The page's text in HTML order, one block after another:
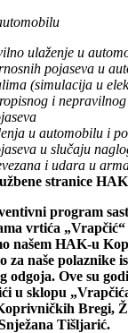
ulaženje u
pojaseva u
(simulacija u
i
u automobilu i
u slučaju
i udara u
stranice
program
vrtića
našem HAK-u
za naše polaznike
odgoja. Ove su
u sklopu
Bregi,
Tišljarić.